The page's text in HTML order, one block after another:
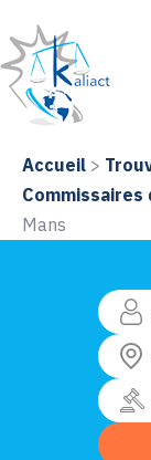
Accueil >
Mans